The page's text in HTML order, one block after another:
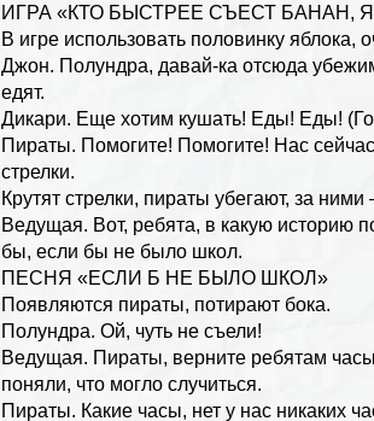
ИГРА «КТО БЫСТРЕЕ СЪЕСТ БАНАН,
В игре использовать половинку яблока,
Джон. Полундра, давай-ка отсюда
едят.
Дикари. Еще хотим кушать! Еды! Еды!
Пираты. Помогите! Помогите! Нас
стрелки.
Крутят стрелки, пираты убегают, за
Ведущая. Вот, ребята, в какую историю
бы, если бы не было школ.
ПЕСНЯ «ЕСЛИ Б НЕ БЫЛО ШКОЛ»
Появляются пираты, потирают бока.
Полундра. Ой, чуть не съели!
Ведущая. Пираты, верните ребятам
поняли, что могло случиться.
Пираты. Какие часы, нет у нас никаких